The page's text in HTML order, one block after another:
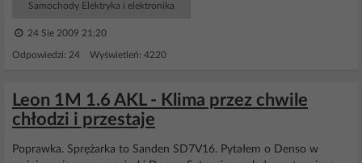
Samochody Elektryka i elektronika
24 Sie 2009 21:20
Odpowiedzi: 24 Wyświetleń: 4220
Leon 1M 1.6 AKL - Klima przez chwile
chłodzi i przestaje
Poprawka. Sprężarka to Sanden SD7V16. Pytałem o Denso w